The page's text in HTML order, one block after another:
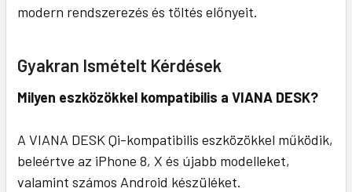
modern rendszerezés és töltés előnyeit.
Gyakran Ismételt Kérdések
Milyen eszközökkel kompatibilis a VIANA DESK?
A VIANA DESK Qi-kompatibilis eszközökkel működik,
beleértve az iPhone 8, X és újabb modelleket,
valamint számos Android készüléket.